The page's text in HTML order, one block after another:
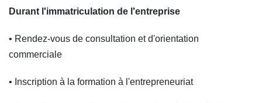
Durant l'immatriculation de l'entreprise
• Rendez-vous de consultation et d'orientation
commerciale
• Inscription à la formation à l'entrepreneuriat